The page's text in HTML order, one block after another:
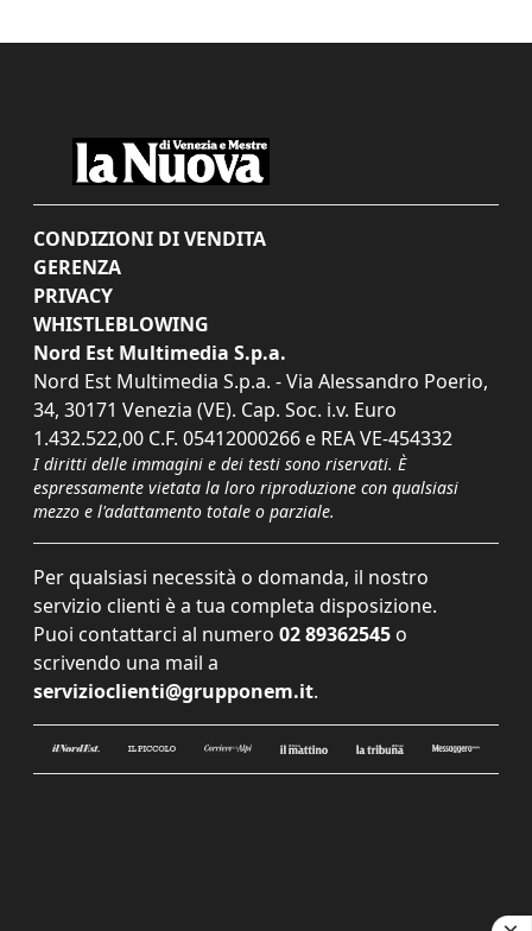
CONDIZIONI DI VENDITA
GERENZA
PRIVACY
WHISTLEBLOWING
Nord Est Multimedia S.p.a.
Nord Est Multimedia S.p.a. - Via Alessandro Poerio,
34, 30171 Venezia (VE). Cap. Soc. i.v. Euro
1.432.522,00 C.F. 05412000266 e REA VE-454332
I diritti delle immagini e dei testi sono riservati. È
espressamente vietata la loro riproduzione con qualsiasi
mezzo e l'adattamento totale o parziale.
Per qualsiasi necessità o domanda, il nostro
servizio clienti è a tua completa disposizione.
Puoi contattarci al numero 02 89362545 o
scrivendo una mail a
servizioclienti@grupponem.it.